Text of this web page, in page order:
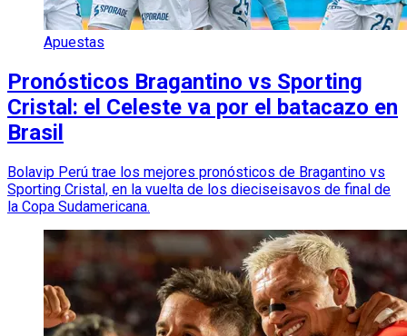
Apuestas
Pronósticos Bragantino vs Sporting
Cristal: el Celeste va por el batacazo en
Brasil
Bolavip Perú trae los mejores pronósticos de Bragantino vs
Sporting Cristal, en la vuelta de los dieciseisavos de final de
la Copa Sudamericana.